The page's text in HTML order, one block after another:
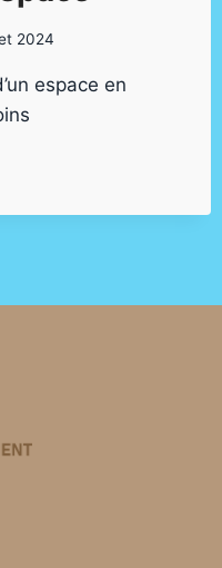
2024
espace en